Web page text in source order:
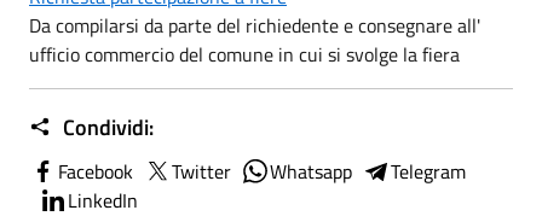
Da compilarsi da parte del richiedente e consegnare all'
ufficio commercio del comune in cui si svolge la fiera
Condividi:
Facebook Twitter Whatsapp
Telegram
LinkedIn